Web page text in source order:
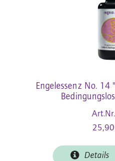
Engelessenz No. 14
25,90
Details